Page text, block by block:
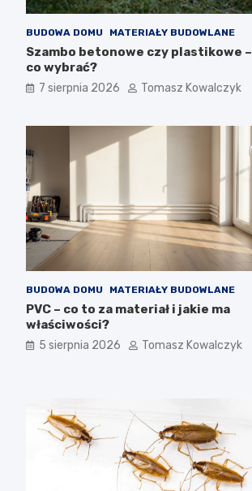
BUDOWA DOMU MATERIAŁY BUDOWLANE
Szambo betonowe czy plastikowe –
co wybrać?
7 sierpnia 2026 Tomasz Kowalczyk
BUDOWA DOMU MATERIAŁY BUDOWLANE
PVC – co to za materiał i jakie ma
właściwości?
5 sierpnia 2026 Tomasz Kowalczyk